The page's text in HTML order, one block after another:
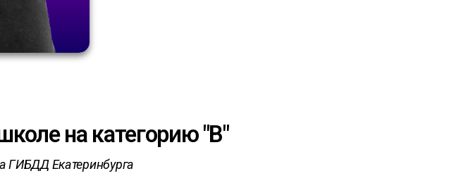
на категорию "В"
ГИБДД Екатеринбурга